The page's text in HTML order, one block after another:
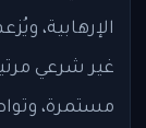
الإرهابية،
غير شرعي
مستمرة،